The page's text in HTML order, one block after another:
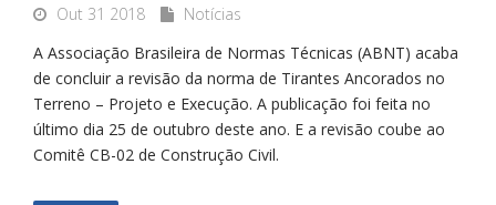
Out 31 2018
Notícias
A Associação Brasileira de Normas Técnicas (ABNT) acaba
de concluir a revisão da norma de Tirantes Ancorados no
Terreno – Projeto e Execução. A publicação foi feita no
último dia 25 de outubro deste ano. E a revisão coube ao
Comitê CB-02 de Construção Civil.